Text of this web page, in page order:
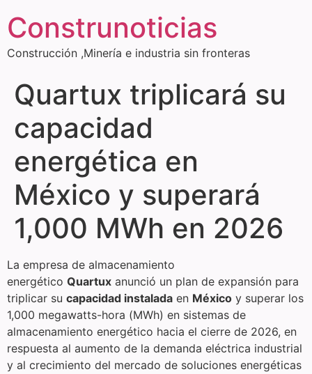
Construnoticias
Construcción ,Minería e industria sin fronteras
Quartux triplicará su
capacidad
energética en
México y superará
1,000 MWh en 2026
La empresa de almacenamiento
energético Quartux anunció un plan de expansión para
triplicar su capacidad instalada en México y superar los
1,000 megawatts-hora (MWh) en sistemas de
almacenamiento energético hacia el cierre de 2026, en
respuesta al aumento de la demanda eléctrica industrial
y al crecimiento del mercado de soluciones energéticas